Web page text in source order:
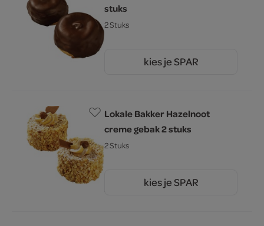
stuks
2 Stuks
kies je SPAR
Lokale Bakker Hazelnoot
creme gebak 2 stuks
2 Stuks
kies je SPAR